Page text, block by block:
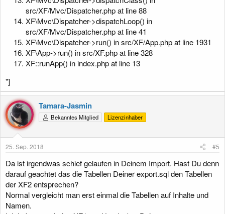
src/XF/Mvc/Dispatcher.php at line 88
XF\Mvc\Dispatcher->dispatchLoop() in
src/XF/Mvc/Dispatcher.php at line 41
XF\Mvc\Dispatcher->run() in src/XF/App.php at line 1931
XF\App->run() in src/XF.php at line 328
XF::runApp() in index.php at line 13
"]
Tamara-Jasmin
Bekanntes Mitglied Lizenzinhaber
25. Sep. 2018 #5
Da ist irgendwas schief gelaufen in Deinem Import. Hast Du denn
darauf geachtet das die Tabellen Deiner export.sql den Tabellen
der XF2 entsprechen?
Normal vergleicht man erst einmal die Tabellen auf Inhalte und
Namen.